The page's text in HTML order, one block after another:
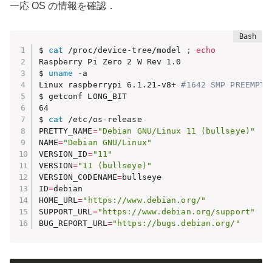
一応 OS の情報を確認．
$ cat /proc/device-tree/model ;
echo
Raspberry Pi Zero 2 W Rev 1.0
$ uname -a
Linux raspberrypi 6.1.21-v8+ #1642 SMP
$ getconf LONG_BIT
64
$ cat /etc/os-release
PRETTY_NAME="Debian GNU/Linux 11 (bullseye)"
NAME="Debian GNU/Linux"
VERSION_ID="11"
VERSION="11 (bullseye)"
VERSION_CODENAME=bullseye
ID=debian
HOME_URL="https://www.debian.org/"
SUPPORT_URL ="https://www.debian.org/support"
BUG_REPORT_URL ="https://bugs.debian.org/"